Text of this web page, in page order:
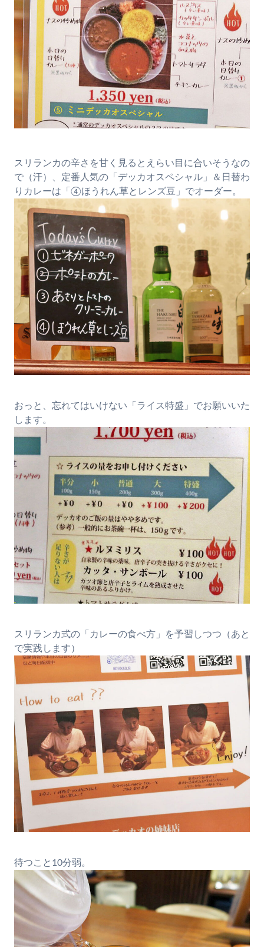
スリランカの辛さを甘く見るとえらい目に合いそうなの
で（汗）、定番人気の「デッカオスペシャル」＆日替わ
りカレーは「④ほうれん草とレンズ豆」でオーダー。
おっと、忘れてはいけない「ライス特盛」でお願いいた
します。
スリランカ式の「カレーの食べ方」を予習しつつ（あと
で実践します）
待つこと10分弱。